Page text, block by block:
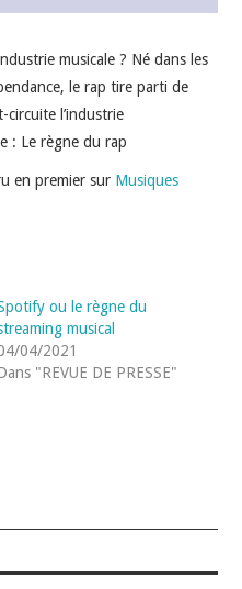
musicale ? Né dans les
le rap tire parti de
circuite l’industrie
: Le règne du rap
en premier sur Musiques
ou le règne du
musical
04/2021
"REVUE DE PRESSE"